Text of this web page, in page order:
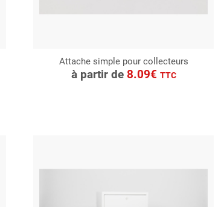
Attache simple pour collecteurs
à partir de 8.09€ TTC
CONSULTER
Demande de devis